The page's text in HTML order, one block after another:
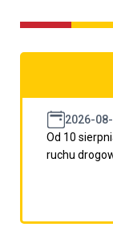
2026-
Od 10
ruchu
porzpedniego